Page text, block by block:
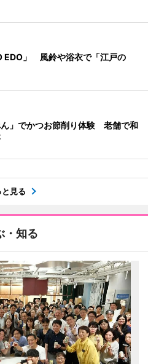
EDO」 風鈴や浴衣で「江戸の
ん」でかつお節削り体験 老舗で和
と見る
・知る